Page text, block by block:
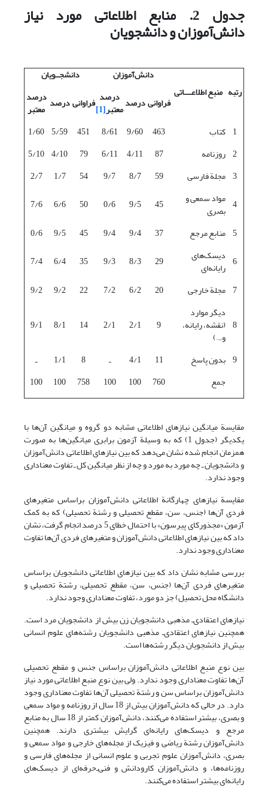
جدول 2. منابع اطلاعاتی مورد نیاز
دانش‌آموزان و دانشجویان
رتبه منبع اطلاعــــاتی
دانش‌آموزان
دانشجــویان
فراوانیدرصد درصد
معتبر[1] فراوانیدرصد درصد
معتبر
1 کتاب 463
9/60
8/61
451
5/59
1/60
2 روزنامه 87
4/11
6/11
79
4/10
5/10
3 مجلة فارسی 59
8/7
9/7
54
1/7
2/7
4 مواد سمعی و
بصری 45
9/5
0/6
50
6/6
7/6
5 منابع مرجع 37
9/4
9/4
45
9/5
0/6
6 دیسک‌های
رایانه‌ای 29
8/3
9/3
35
6/4
7/4
7 مجلة خارجی 20
6/2
7/2
22
9/2
9/2
8
دیگر موارد
(نقشه، رایانه،
و…)
9
2/1
2/1
14
8/1
9/1
9 بدون پاسخ 11
4/1 ـ 8
1/1
ـ
جمع
760
100
100
758
100
100
مقایسة میانگین نیازهای اطلاعاتی مشابه دو گروه و میانگین آن‌ها با
یکدیگر (جدول 1) که به وسیلة آزمون برابری میانگین‌ها به صورت
همزمان انجام شده نشان می‌دهد که بین نیازهای اطلاعاتی دانش‌آموزان
و دانشجویان ـ چه مورد به مورد و چه از نظر میانگین کل ـ تفاوت معناداری
وجود ندارد.
مقایسة نیازهای چهار‌گانة اطلاعاتی دانش‌آموزان براساس متغیرهای
فردی آن‌ها (جنس، سن، مقطع تحصیلی و رشتة تحصیلی) که به کمک
آزمون «مجذورکای پیرسون» با احتمال خطای 5 درصد انجام گرفت، نشان
داد که بین نیازهای اطلاعاتی دانش‌آموزان و متغیرهای فردی آن‌ها تفاوت
معناداری وجود ندارد.
بررسی مشابه نشان داد که بین نیازهای اطلاعاتی دانشجویان براساس
متغیرهای فردی آن‌ها (جنس، سن، مقطع تحصیلی، رشتة تحصیلی و
دانشگاه محل تحصیل) جز دو مورد، تفاوت معناداری وجود ندارد.
نیازهای اعتقادی‌ـ مذهبی دانشجویان زن بیش از دانشجویان مرد است.
همچنین نیازهای اعتقادی‌ـ مذهبی دانشجویان رشته‌های علوم انسانی
بیش از دانشجویان دیگر رشته‌ها است.
بین نوع منبع اطلاعاتی دانش‌آموزان براساس جنس و مقطع تحصیلی
آن‌ها تفاوت معناداری وجود ندارد. ولی بین نوع منبع اطلاعاتی مورد نیاز
دانش‌آموزان براساس سن و رشتة تحصیلی آن‌ها تفاوت معناداری وجود
دارد. در حالی که دانش‌آموزان بیش از 18 سال از روزنامه و مواد سمعی
و بصری، بیشتر استفاده می‌کنند، دانش‌آموزان کمتر از 18 سال به منابع
مرجع و دیسک‌های رایانه‌ای گرایش بیشتری دارند. همچنین
دانش‌آموزان رشتة ریاضی و فیزیک از مجله‌های خارجی و مواد سمعی و
بصری، دانش‌آموزان علوم تجربی و علوم انسانی از مجله‌های فارسی و
روزنامه‌ها، و دانش‌آموزان کار‌و‌دانش و فنی‌ـ‌حرفه‌ای از دیسک‌های
رایانه‌ای بیشتر استفاده می‌کنند.